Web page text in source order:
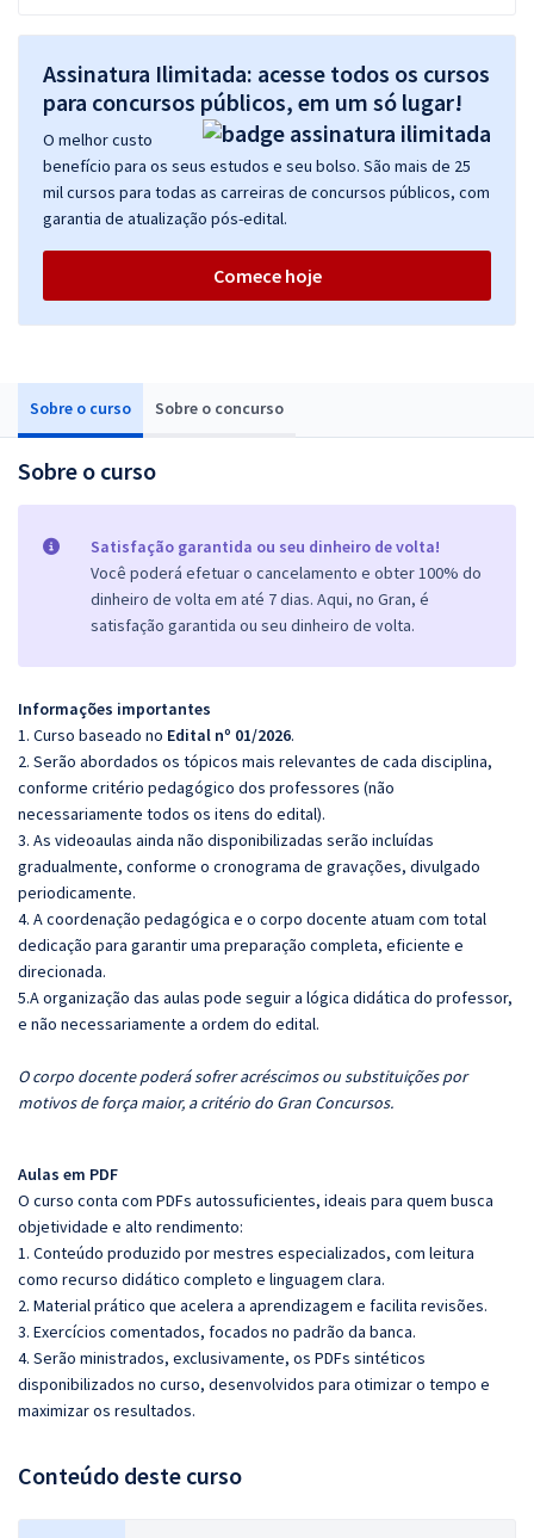
Sobre o curso Sobre o concurso
Sobre o curso
Satisfação garantida ou seu dinheiro de volta!
Você poderá efetuar o cancelamento e obter 100% do
dinheiro de volta em até 7 dias. Aqui, no Gran, é
satisfação garantida ou seu dinheiro de volta.
Informações importantes
1. Curso baseado no Edital nº 01/2026.
2. Serão abordados os tópicos mais relevantes de cada disciplina,
conforme critério pedagógico dos professores (não
necessariamente todos os itens do edital).
3. As videoaulas ainda não disponibilizadas serão incluídas
gradualmente, conforme o cronograma de gravações, divulgado
periodicamente.
4. A coordenação pedagógica e o corpo docente atuam com total
dedicação para garantir uma preparação completa, eficiente e
direcionada.
5.A organização das aulas pode seguir a lógica didática do professor,
e não necessariamente a ordem do edital.
O corpo docente poderá sofrer acréscimos ou substituições por
motivos de força maior, a critério do Gran Concursos.
Aulas em PDF
O curso conta com PDFs autossuficientes, ideais para quem busca
objetividade e alto rendimento:
1. Conteúdo produzido por mestres especializados, com leitura
como recurso didático completo e linguagem clara.
2. Material prático que acelera a aprendizagem e facilita revisões.
3. Exercícios comentados, focados no padrão da banca.
4. Serão ministrados, exclusivamente, os PDFs sintéticos
disponibilizados no curso, desenvolvidos para otimizar o tempo e
maximizar os resultados.
Conteúdo deste curso
Assinatura Ilimitada: acesse todos os cursos
para concursos públicos, em um só lugar!
O melhor custo
benefício para os seus estudos e seu bolso. São mais de 25
mil cursos para todas as carreiras de concursos públicos, com
garantia de atualização pós-edital.
Comece hoje